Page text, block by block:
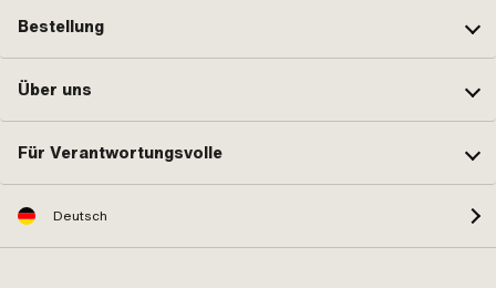
Bestellung
Über uns
Für Verantwortungsvolle
Deutsch